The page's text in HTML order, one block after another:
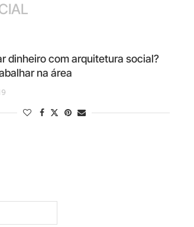
dinheiro com arquitetura social?
na área